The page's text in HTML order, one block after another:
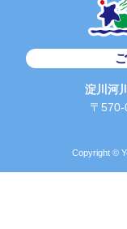
淀川河
〒
Copyright ©